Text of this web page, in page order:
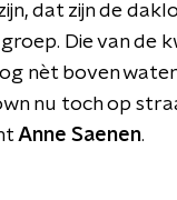
dat zijn de
Die van de
nèt boven
nu toch op
Anne Saenen.